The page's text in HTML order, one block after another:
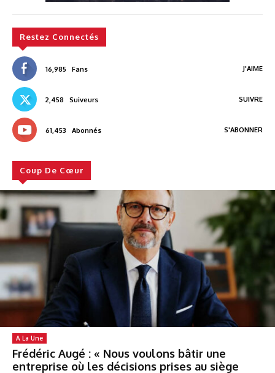
Restez Connectés
16,985 Fans J'AIME
2,458 Suiveurs SUIVRE
61,453 Abonnés S'ABONNER
Coup De Cœur
A La Une
Frédéric Augé : « Nous voulons bâtir une
entreprise où les décisions prises au siège